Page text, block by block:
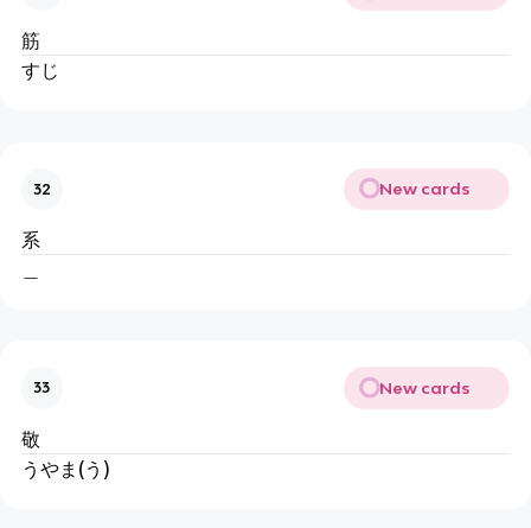
筋
すじ
32 New cards
系
33 New cards
敬
うやま(う)